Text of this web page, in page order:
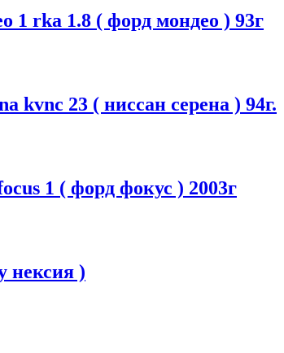
1 rka 1.8 ( форд мондео ) 93г
kvnc 23 ( ниссан серена ) 94г.
1 ( форд фокус ) 2003г
нексия )